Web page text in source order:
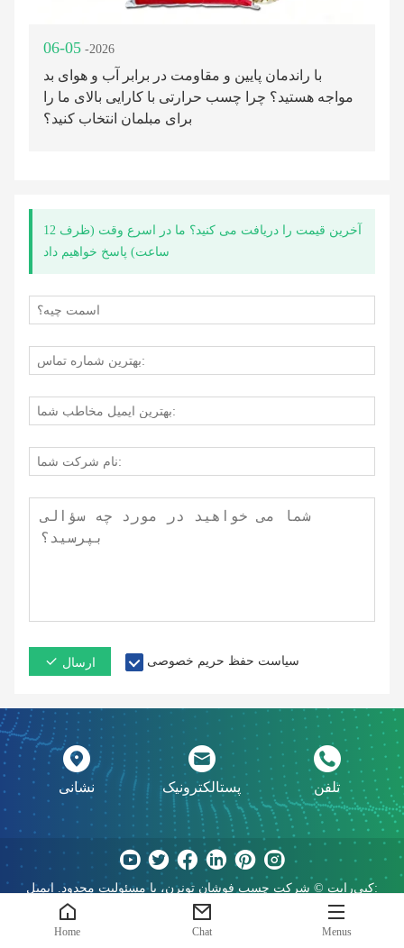
06-05 -2026
با راندمان پایین و مقاومت در برابر آب و هوای بد
مواجه هستید؟ چرا چسب حرارتی با کارایی بالای ما را
برای مبلمان انتخاب کنید؟
آخرین قیمت را دریافت می کنید؟ ما در اسرع وقت (ظرف 12
ساعت) پاسخ خواهیم داد
ارسال سیاست حفظ حریم خصوصی
Home Chat Menus
نشانی پستالکترونیک تلفن
کپی‌رایت © شرکت چسب فوشان تونرن، با مسئولیت محدود. ایمیل:
tongrengongsi@126.com